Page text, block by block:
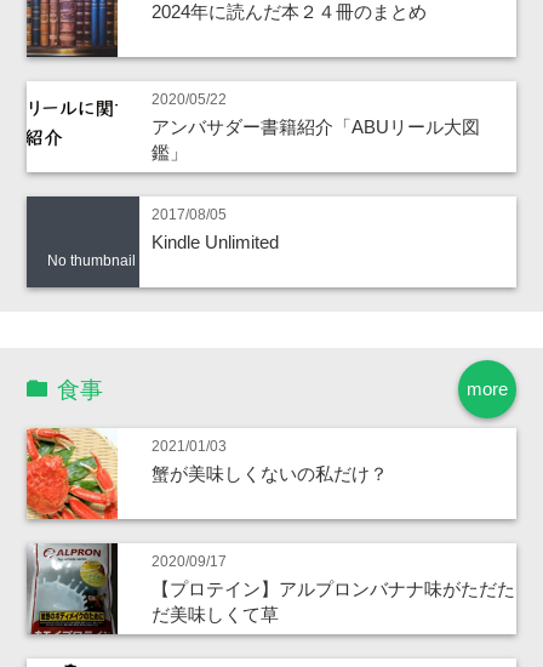
2024年に読んだ本２４冊のまとめ
2020/05/22
アンバサダー書籍紹介「ABUリール大図
鑑」
No thumbnail
2017/08/05
Kindle Unlimited
more
食事
2021/01/03
蟹が美味しくないの私だけ？
2020/09/17
【プロテイン】アルプロンバナナ味がただた
だ美味しくて草